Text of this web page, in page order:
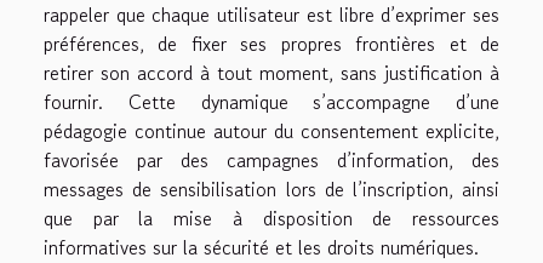
rappeler que chaque utilisateur est libre d’exprimer ses
préférences, de fixer ses propres frontières et de
retirer son accord à tout moment, sans justification à
fournir. Cette dynamique s’accompagne d’une
pédagogie continue autour du consentement explicite,
favorisée par des campagnes d’information, des
messages de sensibilisation lors de l’inscription, ainsi
que par la mise à disposition de ressources
informatives sur la sécurité et les droits numériques.